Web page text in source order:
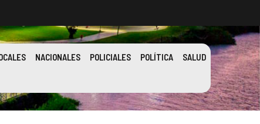
NACIONALES POLICIALES POLÍTICA SALUD